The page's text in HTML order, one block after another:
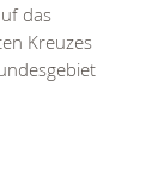
das
Kreuzes